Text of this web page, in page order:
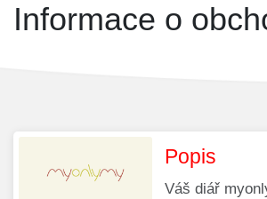
Informace o
Popis
Váš diář